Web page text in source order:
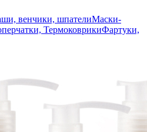
венчики, шпателиМаски-
ТермоковрикиФартуки,